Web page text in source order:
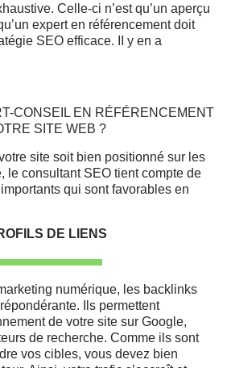
Celle-ci n’est qu’un aperçu
expert en référencement doit
SEO efficace. II y en a
CONSEIL EN RÉFÉRENCEMENT
SITE WEB ?
site soit bien positionné sur les
le consultant SEO tient compte de
qui sont favorables en
DE LIENS
numérique, les backlinks
Ils permettent
de votre site sur Google,
de recherche. Comme ils sont
vos cibles, vous devez bien